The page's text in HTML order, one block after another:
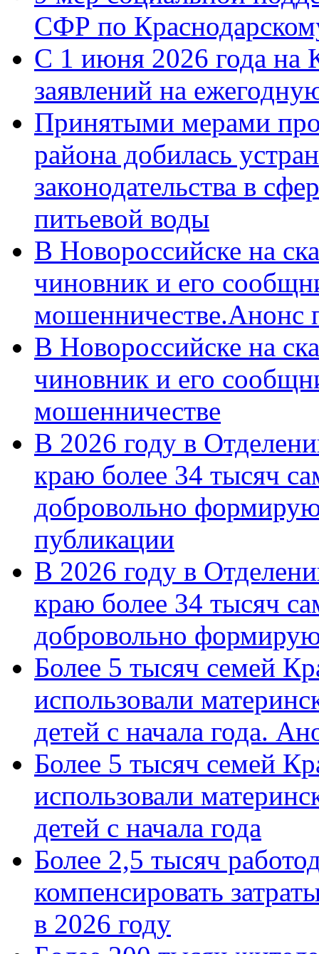
СФР по
С 1 июня 2026 года на
заявлений на
Принятыми мерами
района добилась
законодательства в
питьевой воды
В Новороссийске на
чиновник и его
мошенничестве.Анонс
В Новороссийске на
чиновник и его
мошенничестве
В 2026 году в
краю более 34 тысяч
добровольно
публикации
В 2026 году в
краю более 34 тысяч
добровольно
Более 5 тысяч семей
использовали
детей с начала года.
Более 5 тысяч семей
использовали
детей с начала года
Более 2,5 тысяч
компенсировать
в 2026 году